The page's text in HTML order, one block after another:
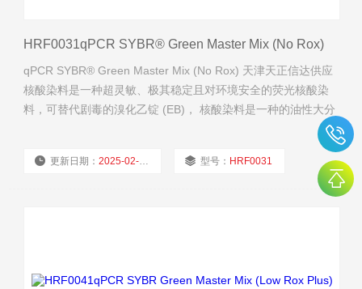
HRF0031qPCR SYBR® Green Master Mix (No Rox)
qPCR SYBR® Green Master Mix (No Rox) 天津天正信达供应
核酸染料是一种超灵敏、极其稳定且对环境安全的荧光核酸染
料，可替代剧毒的溴化乙锭 (EB)， 核酸染料是一种的油性大分
更新日期：2025-02-27 型号： HRF0031